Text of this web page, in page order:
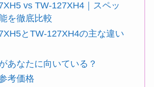
vs TW-127XH4｜スペッ
を徹底比較
とTW-127XH4の主な違い
あなたに向いている？
考価格